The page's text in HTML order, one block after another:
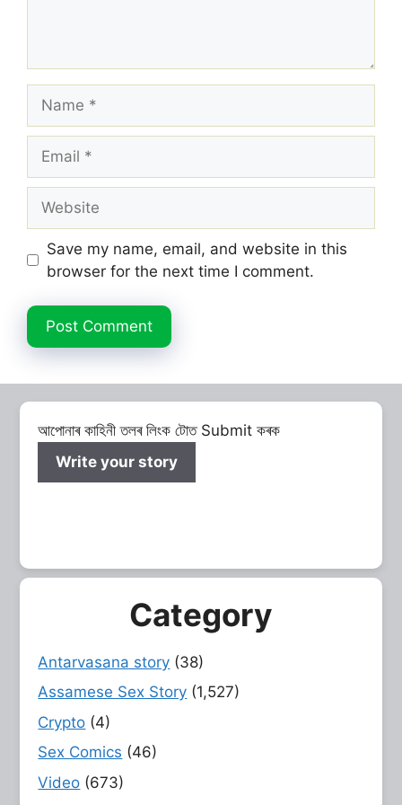
Save my name, email, and website in this
browser for the next time I comment.
আপোনাৰ কাহিনী তলৰ লিংক টোত Submit কৰক
Write your story
Category
Antarvasana story (38)
Assamese Sex Story (1,527)
Crypto (4)
Sex Comics (46)
Video (673)